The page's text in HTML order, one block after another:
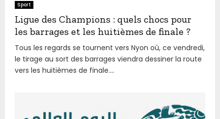
Sport
Ligue des Champions : quels chocs pour
les barrages et les huitièmes de finale ?
Tous les regards se tournent vers Nyon où, ce vendredi,
le tirage au sort des barrages viendra dessiner la route
vers les huitièmes de finale....